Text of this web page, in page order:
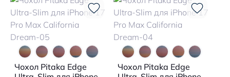
Чохол Pitaka Edge
Чохол Pitaka Edge